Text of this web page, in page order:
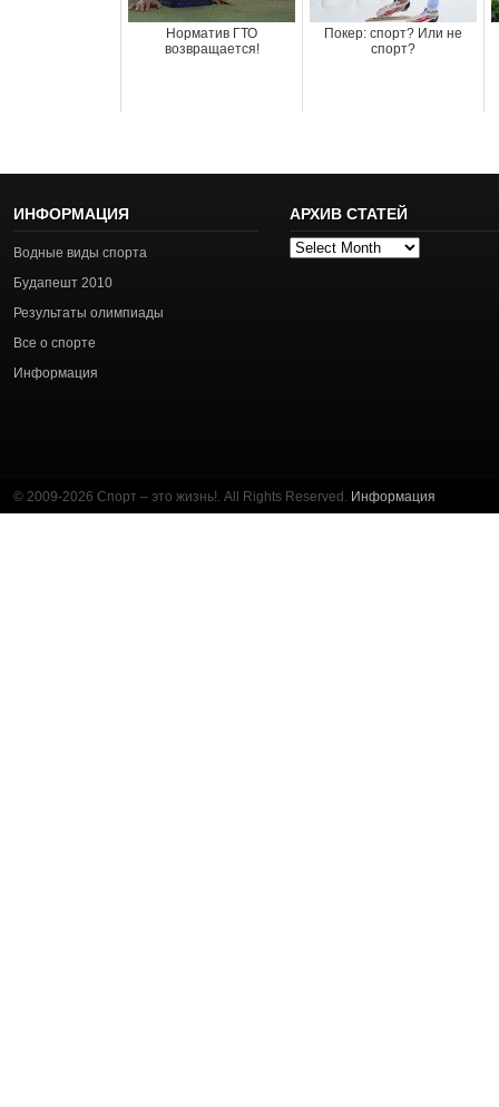
Норматив ГТО
возвращается!
Покер: спорт? Или не
спорт?
ИНФОРМАЦИЯ
Водные виды спорта
Будапешт 2010
Результаты олимпиады
Все о спорте
Информация
АРХИВ СТАТЕЙ
Архив
© 2009-2026 Спорт – это жизнь!. All Rights Reserved. Информация